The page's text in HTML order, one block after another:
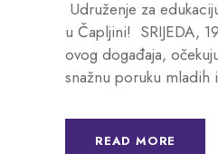
Udruženje za
u Čapljini! SRIJEDA,
ovog događaja,
snažnu poruku mladih
READ MORE